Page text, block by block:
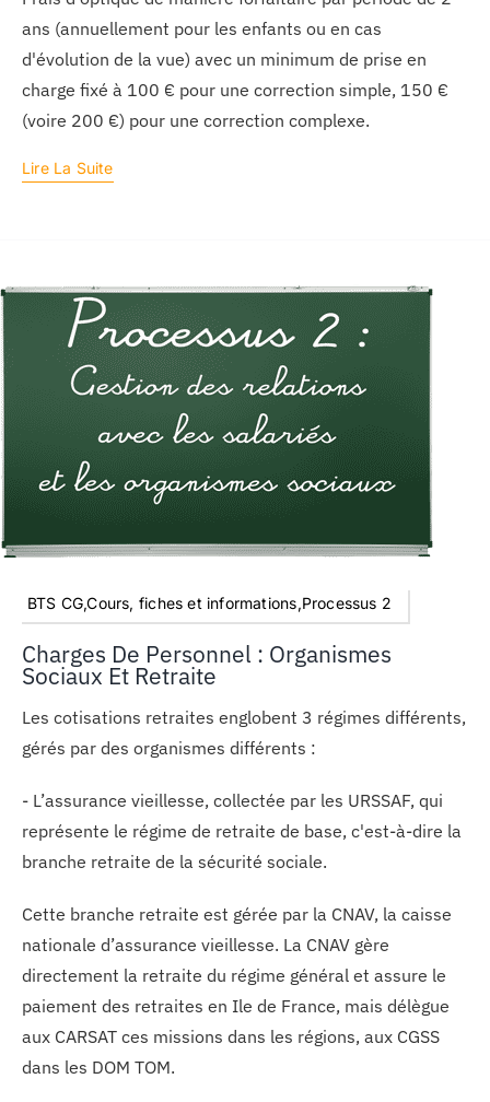
ans (annuellement pour les enfants ou en cas
d'évolution de la vue) avec un minimum de prise en
charge fixé à 100 € pour une correction simple, 150 €
(voire 200 €) pour une correction complexe.
Lire La Suite
BTS CG,Cours, fiches et informations,Processus 2
Charges De Personnel : Organismes
Sociaux Et Retraite
Les cotisations retraites englobent 3 régimes différents,
gérés par des organismes différents :
- L’assurance vieillesse, collectée par les URSSAF, qui
représente le régime de retraite de base, c'est-à-dire la
branche retraite de la sécurité sociale.
Cette branche retraite est gérée par la CNAV, la caisse
nationale d’assurance vieillesse. La CNAV gère
directement la retraite du régime général et assure le
paiement des retraites en Ile de France, mais délègue
aux CARSAT ces missions dans les régions, aux CGSS
dans les DOM TOM.